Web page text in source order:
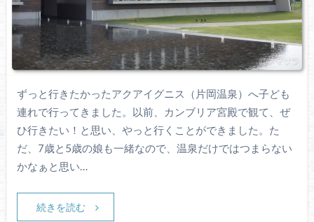
ずっと行きたかったアクアイグニス（片岡温泉）へ子ども
連れで行ってきました。以前、カンブリア宮殿で観て、ぜ
ひ行きたい！と思い、やっと行くことができました。た
だ、7歳と5歳の娘も一緒なので、温泉だけではつまらない
かなぁと思い…
続きを読む